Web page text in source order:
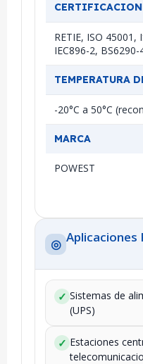
RETIE, ISO 45001,
IEC896-2, BS6290-
TEMPERATURA
-20°C a 50°C
MARCA
POWEST
◎ Aplicaciones
✓ Sistemas de
(UPS)
✓ Estaciones